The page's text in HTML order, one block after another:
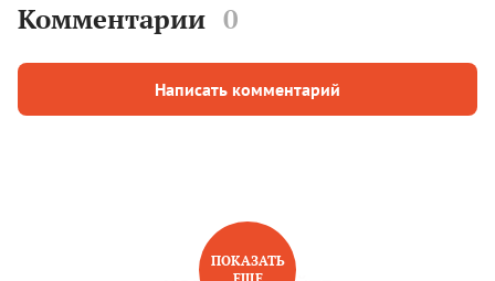
Комментарии 0
Написать комментарий
ПОКАЗАТЬ